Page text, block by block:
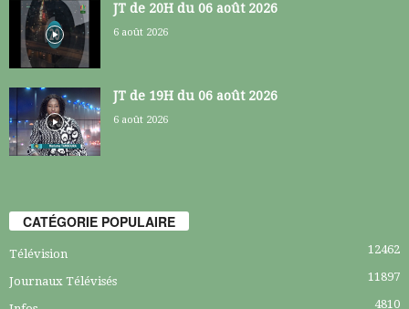
JT de 20H du 06 août 2026
6 août 2026
JT de 19H du 06 août 2026
6 août 2026
CATÉGORIE POPULAIRE
Télévision 12462
Journaux Télévisés 11897
4810